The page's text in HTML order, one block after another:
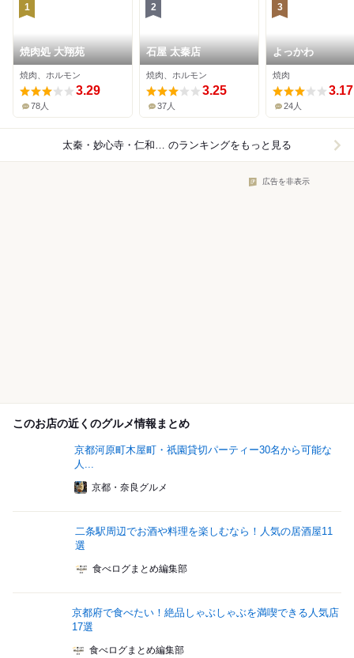
1
焼肉処 大翔苑
焼肉、ホルモン
3.29
78人
2
石屋 太秦店
焼肉、ホルモン
3.25
37人
3
よっかわ
焼肉
3.17
24人
太秦・妙心寺・仁和寺×焼肉 のランキングをもっと見る
広告を非表示
このお店の近くのグルメ情報まとめ
京都河原町木屋町・祇園貸切パーティー30名から可能な
人...
京都・奈良グルメ
二条駅周辺でお酒や料理を楽しむなら！人気の居酒屋11
選
食べログまとめ編集部
京都府で食べたい！絶品しゃぶしゃぶを満喫できる人気店
17選
食べログまとめ編集部